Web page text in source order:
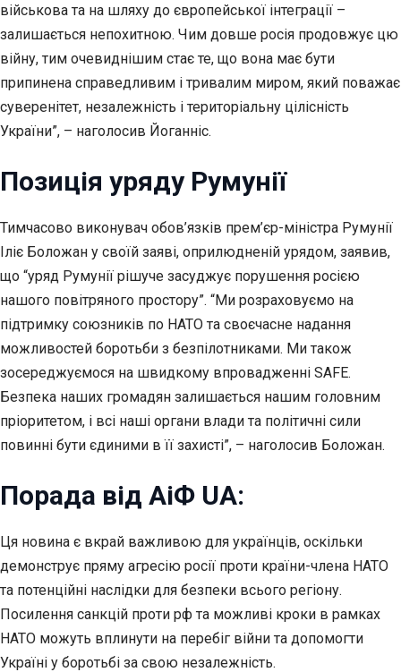
військова та на шляху до європейської інтеграції –
залишається непохитною. Чим довше росія продовжує цю
війну, тим очевиднішим стає те, що вона має бути
припинена справедливим і тривалим миром, який поважає
суверенітет, незалежність і територіальну цілісність
України”, – наголосив Йоганніс.
Позиція уряду Румунії
Тимчасово виконувач обов’язків прем’єр-міністра Румунії
Іліє Боложан у своїй заяві, оприлюдненій урядом, заявив,
що “уряд Румунії рішуче засуджує порушення росією
нашого повітряного простору”. “Ми розраховуємо на
підтримку союзників по НАТО та своєчасне надання
можливостей боротьби з безпілотниками. Ми також
зосереджуємося на швидкому впровадженні SAFE.
Безпека наших громадян залишається нашим головним
пріоритетом, і всі наші органи влади та політичні сили
повинні бути єдиними в її захисті”, – наголосив Боложан.
Порада від АіФ UA:
Ця новина є вкрай важливою для українців, оскільки
демонструє пряму агресію росії проти країни-члена НАТО
та потенційні наслідки для безпеки всього регіону.
Посилення санкцій проти рф та можливі кроки в рамках
НАТО можуть вплинути на перебіг війни та допомогти
Україні у боротьбі за свою незалежність.